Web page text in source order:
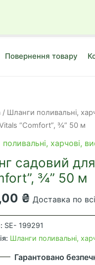
для
Повернення товару
/ Шланги поливальні,
“Comfort”, ¾” 50 м
харчові,
садовий
¾” 50 м
₴ Доставка по
SE- 199291
Шланги поливальні,
Гарантовано